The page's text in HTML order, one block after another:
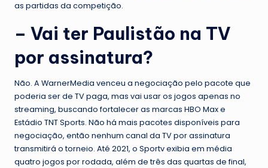
as partidas da competição.
– Vai ter Paulistão na TV
por assinatura?
Não. A WarnerMedia venceu a negociação pelo pacote que
poderia ser de TV paga, mas vai usar os jogos apenas no
streaming, buscando fortalecer as marcas HBO Max e
Estádio TNT Sports. Não há mais pacotes disponíveis para
negociação, então nenhum canal da TV por assinatura
transmitirá o torneio. Até 2021, o Sportv exibia em média
quatro jogos por rodada, além de três das quartas de final,